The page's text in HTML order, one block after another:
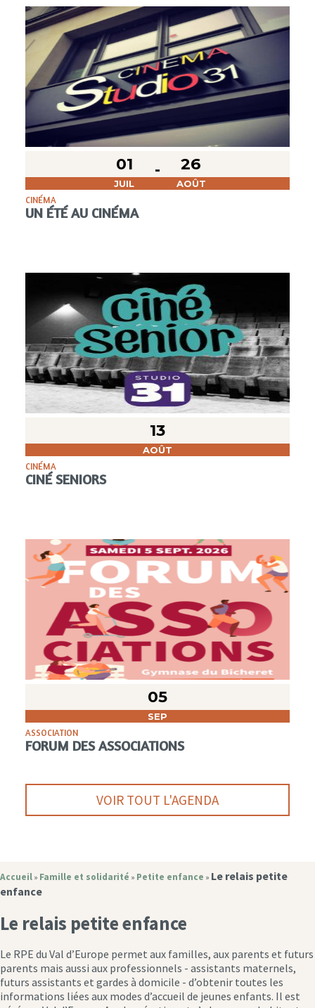
01
JUIL
26
AOÛT
CINÉMA
UN ÉTÉ AU CINÉMA
13
AOÛT
CINÉMA
CINÉ SENIORS
05
SEP
ASSOCIATION
FORUM DES ASSOCIATIONS
VOIR TOUT L'AGENDA
Accueil » Famille et solidarité » Petite enfance » Le relais petite
enfance
Le relais petite enfance
Le RPE du Val d’Europe permet aux familles, aux parents et futurs
parents mais aussi aux professionnels - assistants maternels,
futurs assistants et gardes à domicile - d’obtenir toutes les
informations liées aux modes d’accueil de jeunes enfants. Il est